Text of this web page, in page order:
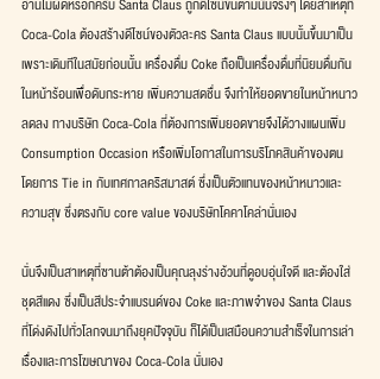
อ่านไม่ผิดหรอกครับ Santa Claus ถูกดีไซน์ขึ้นตามนั้นจริงๆ โดยสาเหตุที่
Coca-Cola ต้องสร้างดีไซน์ของตัวละคร Santa Claus แบบนั้นขึ้นมาเป็น
เพราะเดิมทีในสมัยก่อนนั้น เครื่องดื่ม Coke ถือเป็นเครื่องดื่มที่นิยมดื่มกัน
ในหน้าร้อนเพื่อดับกระหาย เพิ่มความสดชื่น จึงทำให้ยอดขายในหน้าหนาว
ลดลง ทางบริษัท Coca-Cola ที่ต้องการเพิ่มยอดขายจึงได้วางแผนเพิ่ม
Consumption Occasion หรือเพิ่มโอกาสในการบริโภคสินค้าของตน
โดยการ Tie in กับเทศกาลคริสมาสต์ ซึ่งเป็นตัวแทนของหน้าหนาวและ
ความสุข ซึ่งตรงกับ core value ของบริษัทโคคาโคล่านั่นเอง
นั่นจึงเป็นสาเหตุที่ซานต้าต้องเป็นคุณลุงร่างอ้วนที่ดูอบอุ่นใจดี และต้องใส่
ชุดสีแดง ซึ่งเป็นสีประจำแบรนด์ของ Coke และภาพจำของ Santa Claus
ที่โด่งดังไปทั่วโลกจนมาถึงยุคปัจจุบัน ก็ได้เป็นเสมือนความสำเร็จในการเล่า
เรื่องและการโฆษณาของ Coca-Cola นั่นเอง